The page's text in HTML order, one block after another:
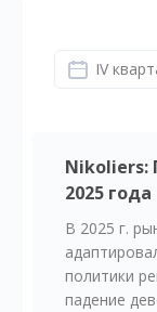
IV
Nikoliers:
2025 года
В 2025 г.
политики
падение